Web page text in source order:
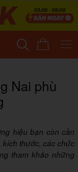
Nai phù
hiệu bạn còn cần
kích thước, các chức
tham khảo những